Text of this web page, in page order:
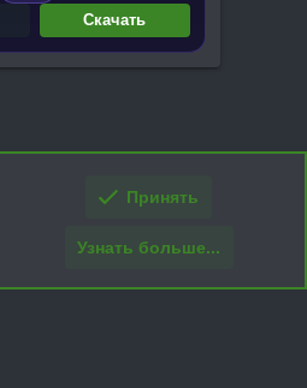
Скачать
Главная
R
S
Принять
Узнать больше...